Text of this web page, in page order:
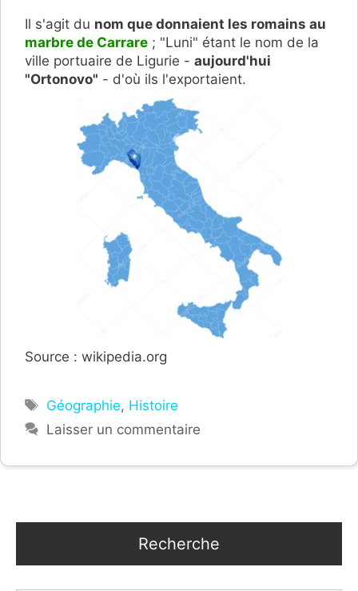
Il s'agit du nom que donnaient les romains au
marbre de Carrare ; "Luni" étant le nom de la
ville portuaire de Ligurie - aujourd'hui
"Ortonovo" - d'où ils l'exportaient.
Source : wikipedia.org
Étiquettes
Géographie, Histoire
Laisser un commentaire
Recherche